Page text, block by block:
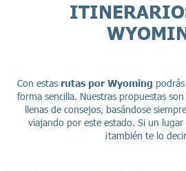
Con estas rutas por Wyoming
forma sencilla. Nuestras propuestas
llenas de consejos, basándose
viajando por este estado. Si un
¡también te lo